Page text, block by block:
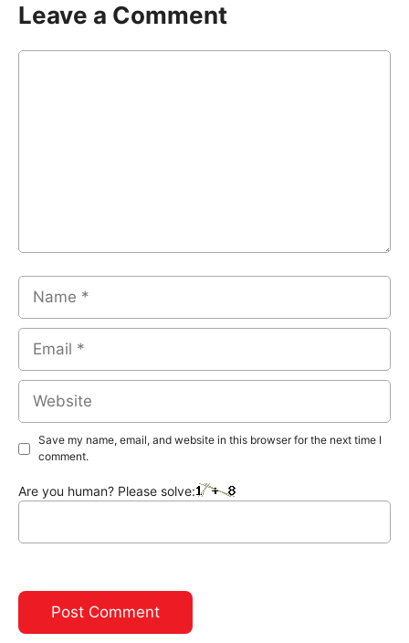
Leave a Comment
Comment
Name
Email
Website
Save my name, email, and website in this browser for the next time I
comment.
Are you human? Please solve: